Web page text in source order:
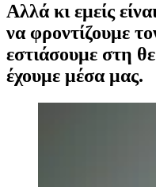
Αλλά κι εμείς
να φροντίζουμε
εστιάσουμε στη
έχουμε μέσα μας.